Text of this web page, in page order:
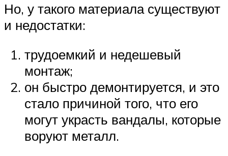
Но, у такого материала существуют
и недостатки:
трудоемкий и недешевый
монтаж;
он быстро демонтируется, и это
стало причиной того, что его
могут украсть вандалы, которые
воруют металл.